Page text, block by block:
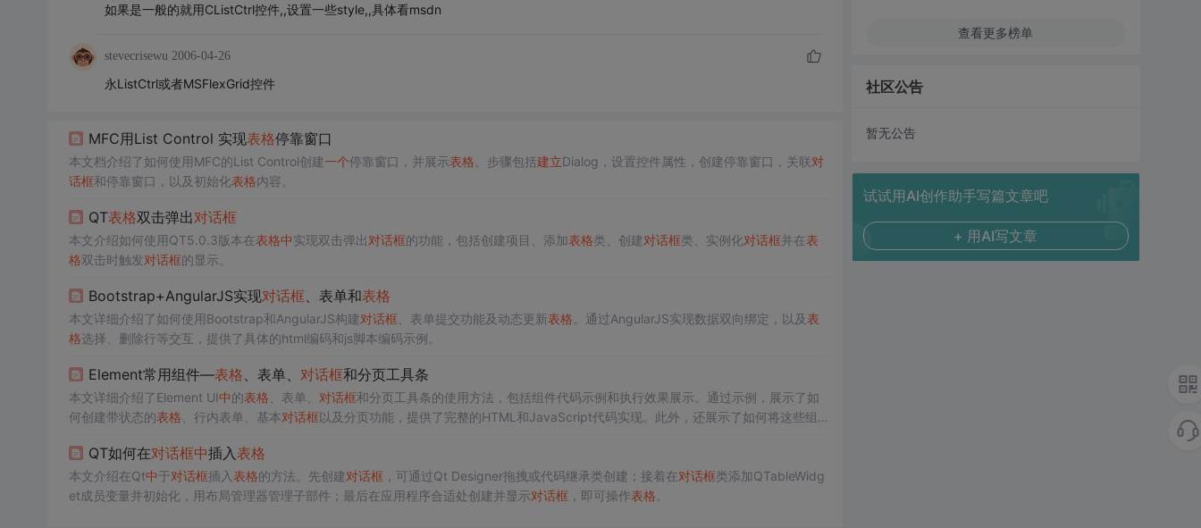
如果是一般的就用CListCtrl控件,,设置一些style,,具体看msdn
stevecrisewu 2006-04-26
永ListCtrl或者MSFlexGrid控件
MFC用List Control 实现表格停靠窗口
本文档介绍了如何使用MFC的List Control创建一个停靠窗口，并展示表格 。步骤包括建立Dialog，设置控件属性，创建停靠窗口，关联对
话框和停靠窗口，以及初始化表格内容。
QT表格双击弹出对话框
本文介绍如何使用QT5.0.3版本在表格中实现双击弹出对话框的功能，包括创建项目、添加表格类、创建对话框类、实例化对话框并在表
格双击时触发对话框的显示。
Bootstrap+AngularJS实现对话框、表单和表格
本文详细介绍了如何使用Bootstrap和AngularJS构建对话框 、表单提交功能及动态更新表格 。通过AngularJS实现数据双向绑定，以及表
格选择、删除行等交互，提供了具体的html编码和js脚本编码示例。
Element常用组件—表格、表单、 对话框和分页工具条
本文详细介绍了Element UI中的表格 、表单、 对话框和分页工具条的使用方法，包括组件代码示例和执行效果展示。通过示例，展示了如
何创建带状态的表格 、行内表单、基本对话框以及分页功能，提供了完整的HTML和JavaScript代码实现。此外，还展示了如何将这些组
QT如何在对话框中插入表格
本文介绍在Qt中于对话框插入表格的方法。先创建对话框 ，可通过Qt Designer拖拽或代码继承类创建；接着在对话框类添加QTableWidg
et成员变量并初始化，用布局管理器管理子部件；最后在应用程序合适处创建并显示对话框 ，即可操作表格
查看更多榜单
社区公告
暂无公告
试试用AI创作助手写篇文章吧
+ 用AI写文章